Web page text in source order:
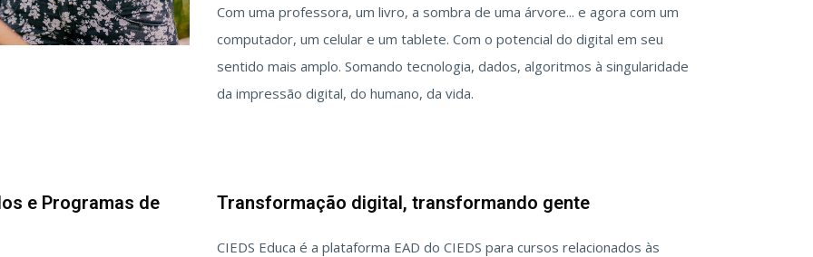
Com uma professora, um livro, a sombra de uma árvore... e agora com um
computador, um celular e um tablete. Com o potencial do digital em seu
sentido mais amplo. Somando tecnologia, dados, algoritmos à singularidade
da impressão digital, do humano, da vida.
e Programas de
Transformação digital, transformando gente
CIEDS Educa é a plataforma EAD do CIEDS para cursos relacionados às